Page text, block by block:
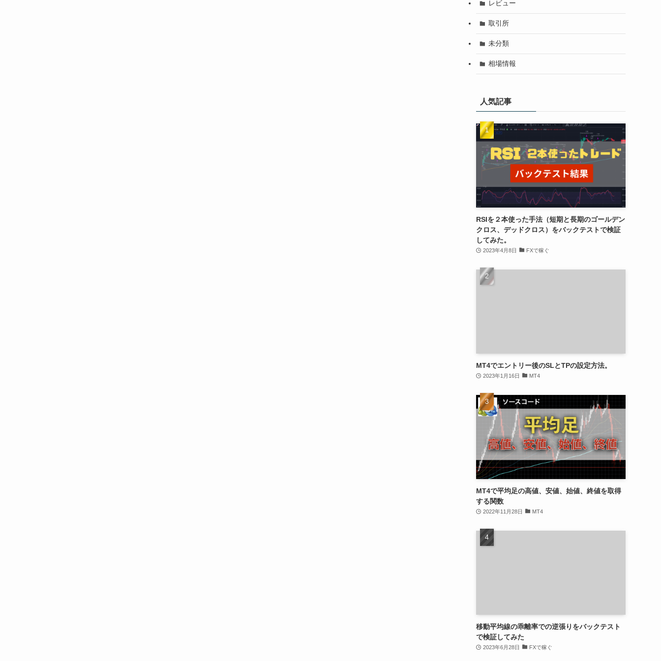
レビュー
取引所
未分類
相場情報
人気記事
RSIを２本使った手法（短期と長期のゴールデン
クロス、デッドクロス）をバックテストで検証
してみた。
2023年4月8日 FXで稼ぐ
MT4でエントリー後のSLとTPの設定方法。
2023年1月16日 MT4
MT4で平均足の高値、安値、始値、終値を取得
する関数
2022年11月28日 MT4
移動平均線の乖離率での逆張りをバックテスト
で検証してみた
2023年6月28日 FXで稼ぐ